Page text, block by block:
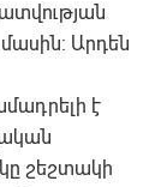
Արդեն
է
շեշտակի